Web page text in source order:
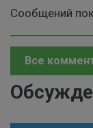
Сообщений
Все